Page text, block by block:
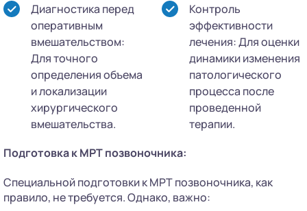
Диагностика перед
оперативным
вмешательством:
Для точного
определения объема
и локализации
хирургического
вмешательства.
Контроль
эффективности
лечения: Для оценки
динамики изменения
патологического
процесса после
проведенной
терапии.
Подготовка к МРТ позвоночника:
Специальной подготовки к МРТ позвоночника, как
правило, не требуется. Однако, важно: